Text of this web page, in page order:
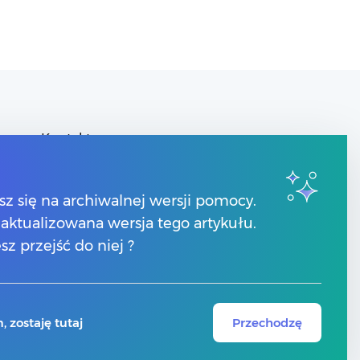
Kontakt
się na archiwalnej wersji pomocy.
wersja tego artykułu.
przejść do niej ?
zostaję tutaj Przechodzę